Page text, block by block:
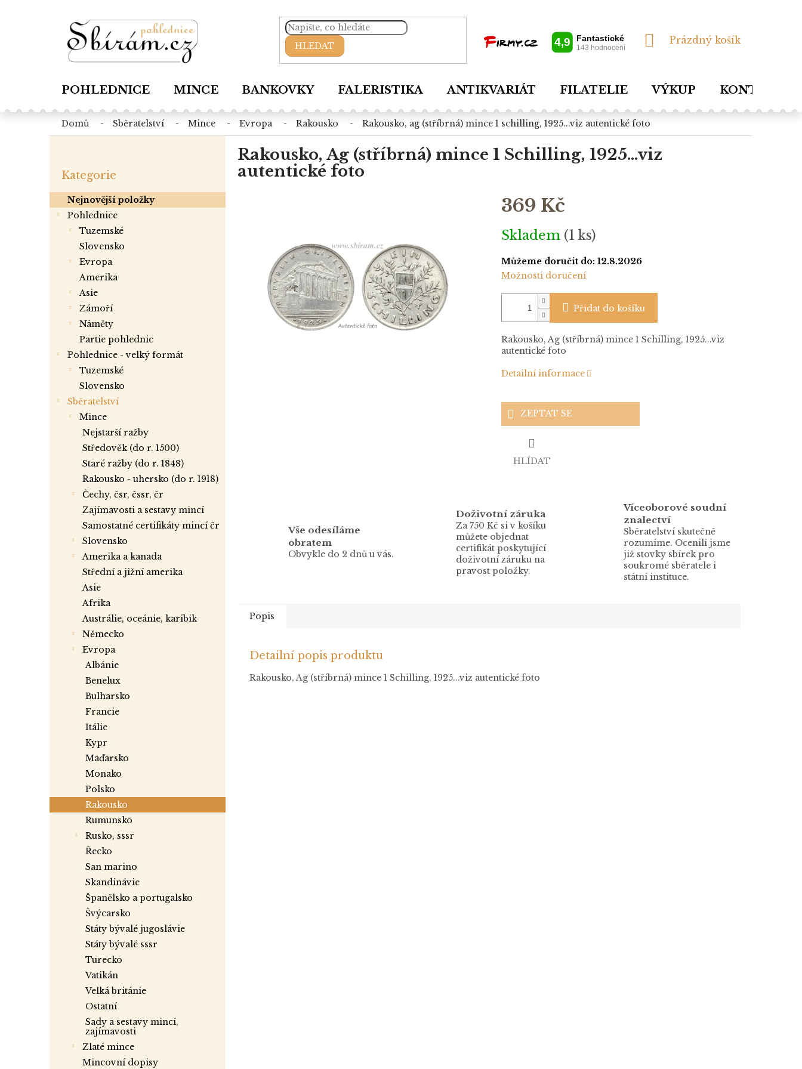
HLEDAT
NÁKUPNÍ
Prázdný košík
POHLEDNICE MINCE BANKOVKY FALERISTIKA ANTIKVARIÁT FILATELIE VÝKUP KONTAKTY
domů sběratelství mince evropa rakousko rakousko, ag (stříbrná) mince 1 schilling, 1925...viz autentické foto
r
a
kategorie
Kategorie
Nejnovější položky
Pohlednice
tuzemské
slovensko
evropa
amerika
asie
zámoří
náměty
partie pohlednic
Pohlednice - velký formát
tuzemské
slovensko
Sběratelství
mince
nejstarší ražby
středověk (do r. 1500)
staré ražby (do r. 1848)
rakousko - uhersko (do r. 1918)
čechy, čsr, čssr, čr
zajímavosti a sestavy mincí
samostatné certifikáty mincí čr
slovensko
amerika a kanada
střední a jižní amerika
asie
afrika
austrálie, oceánie, karibik
německo
evropa
albánie
benelux
bulharsko
francie
itálie
kypr
maďarsko
monako
polsko
rakousko
rumunsko
rusko, sssr
řecko
san marino
skandinávie
španělsko a portugalsko
švýcarsko
státy bývalé jugoslávie
státy bývalé sssr
turecko
vatikán
velká británie
ostatní
sady a sestavy mincí,
zajímavosti
zlaté mince
mincovní dopisy
Rakousko, Ag (stříbrná) mince 1 Schilling, 1925...viz
autentické foto
369 Kč
Měrná
cena:
Skladem (1 ks)
Můžeme doručit do: 12.8.2026
Možnosti doručení
Přidat do košíku
Rakousko, Ag (stříbrná) mince 1 Schilling, 1925...viz
autentické foto
Detailní informace
ZEPTAT SE
HLÍDAT
Vše odesíláme
obratem
Obvykle do 2 dnů u vás.
Doživotní záruka
Za 750 Kč si v košíku
můžete objednat
certifikát poskytující
doživotní záruku na
pravost položky.
Víceoborové soudní
znalectví
Sběratelství skutečně
rozumíme. Ocenili jsme
již stovky sbírek pro
soukromé sběratele i
státní instituce.
Popis
Detailní popis produktu
Rakousko, Ag (stříbrná) mince 1 Schilling, 1925...viz autentické foto